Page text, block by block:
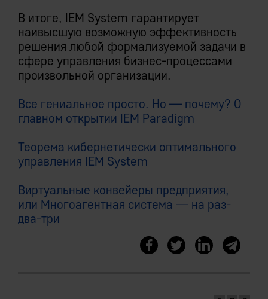
В итоге, IEM System гарантирует
наивысшую возможную эффективность
решения любой формализуемой задачи в
сфере управления бизнес-процессами
произвольной организации.
Все гениальное просто. Но — почему? О
главном открытии IEM Paradigm
Теорема кибернетически оптимального
управления IEM System
Виртуальные конвейеры предприятия,
или Многоагентная система — на раз-
два-три